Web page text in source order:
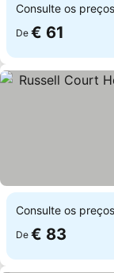
Consulte os
De € 61
Consulte os
De € 83